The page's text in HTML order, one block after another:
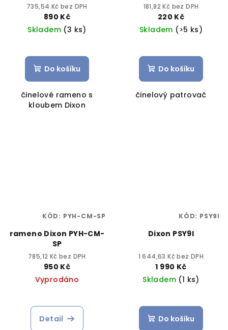
735,54 Kč bez DPH
890 Kč
Skladem (3 ks)
Do košíku
činelové rameno s
kloubem Dixon
181,82 Kč bez DPH
220 Kč
Skladem (>5 ks)
Do košíku
činelový patrovač
rameno Dixon PYH-CM-
SP
785,12 Kč bez DPH
950 Kč
Vyprodáno
Detail
KÓD: PYH-CM-SP
Dixon PSY9I
1 644,63 Kč bez DPH
1 990 Kč
Skladem (1 ks)
Do košíku
KÓD: PSY9I